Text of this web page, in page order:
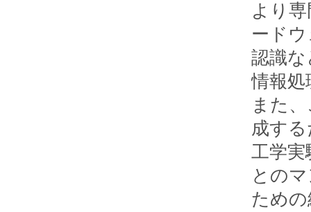
より
ード
認識
情報
また
成す
工学実
との
ため